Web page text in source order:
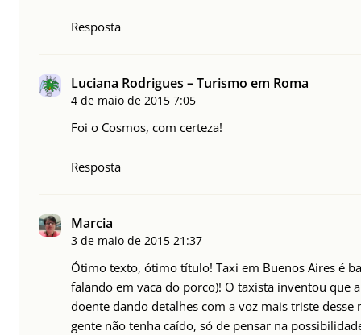
Resposta
Luciana Rodrigues – Turismo em Roma
4 de maio de 2015 7:05
Foi o Cosmos, com certeza!
Resposta
Marcia
3 de maio de 2015 21:37
Ótimo texto, ótimo título! Taxi em Buenos Aires é
falando em vaca do porco)! O taxista inventou que
doente dando detalhes com a voz mais triste desse
gente não tenha caído, só de pensar na